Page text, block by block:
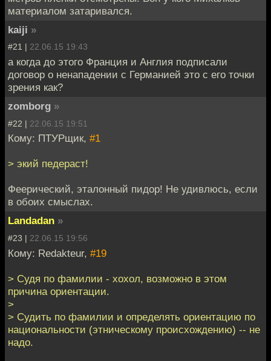
материалом затаривался.
kaiji »
#21 | 22.06.15 19:43
а когда до этого Франция и Англия подписали
договор о ненападении с Германией это с его точки
зрения как?
zomborg »
#22 | 22.06.15 19:51
Кому: ПТУРщик, #1
> экий педераст!
Феерический, эталонный пидор! Не удивлюсь, если
в обоих смыслах.
Landadan »
#23 | 22.06.15 19:56
Кому: Redakteur, #19
> Судя по фамилии - хохол, возможно в этом
причина ориентации.
>
> Судить по фамилии и определять ориентацию по
национальности (этническому происхождению) -- не
надо.